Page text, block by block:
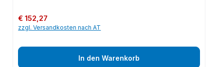
Regulärer Preis:
€ 152,27
zzgl. Versandkosten nach AT
In den Warenkorb